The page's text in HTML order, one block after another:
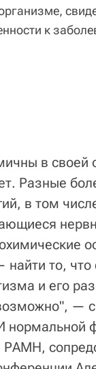
к
в своей
Разные
в том
то, что
и его
—
нормальной
РАМН,